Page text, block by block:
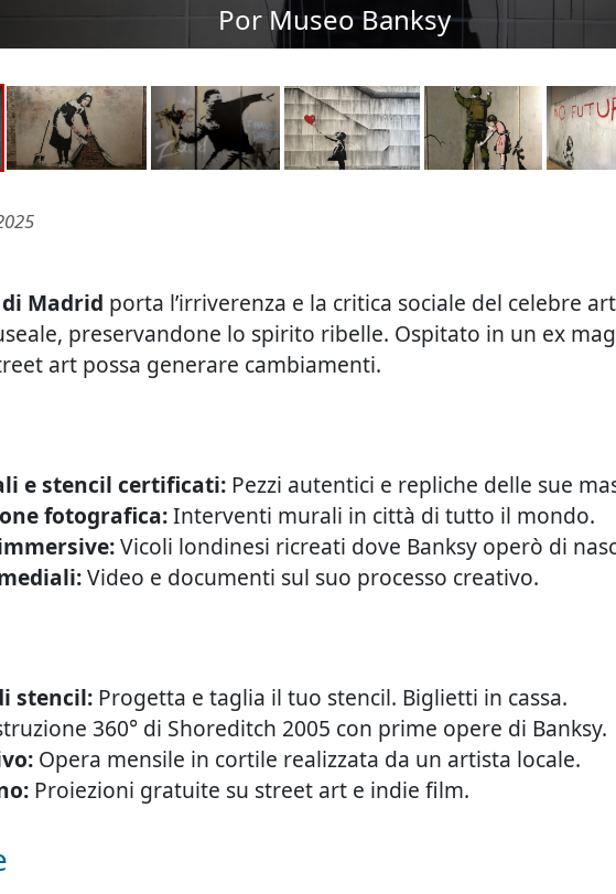
Por Museo Banksy
Madrid porta l’irriverenza e la critica sociale del celebre
preservandone lo spirito ribelle. Ospitato in un ex
art possa generare cambiamenti.
e stencil certificati: Pezzi autentici e repliche delle sue
fotografica:Interventi murali in città di tutto il mondo.
Vicoli londinesi ricreati dove Banksy operò di
Video e documenti sul suo processo creativo.
stencil: Progetta e taglia il tuo stencil. Biglietti in cassa.
360° di Shoreditch 2005 con prime opere di Banksy.
Opera mensile in cortile realizzata da un artista locale.
Proiezioni gratuite su street art e indie film.